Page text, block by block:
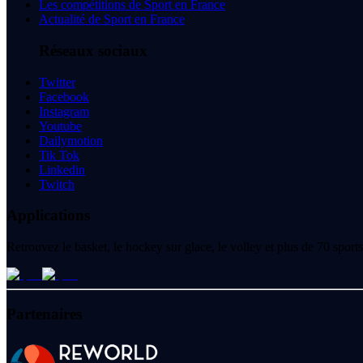
Les compétitions de Sport en France
Actualité de Sport en France
Réseaux sociaux
Twitter
Facebook
Instagram
Youtube
Dailymotion
Tik Tok
Linkedin
Twitch
Applications
Retrouvez le basket, le hockey sur glace, le volley et plus de 70
Partenaires